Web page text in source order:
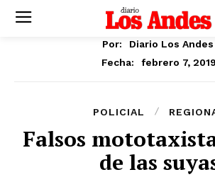
Por:
Diario Los Andes
Fecha:
febrero 7, 2019
POLICIAL
Falsos
de las